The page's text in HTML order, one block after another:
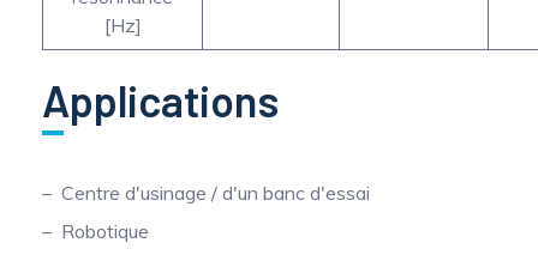
[Hz]
Applications
Centre d'usinage / d'un banc d'essai
Robotique